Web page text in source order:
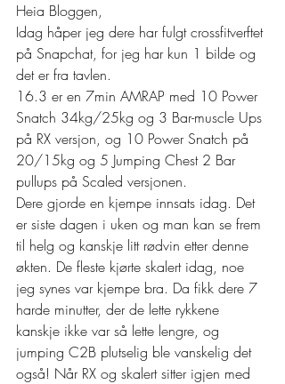
Heia Bloggen,
Idag håper jeg dere har fulgt crossfitverftet
på Snapchat, for jeg har kun 1 bilde og
det er fra tavlen.
16.3 er en 7min AMRAP med 10 Power
Snatch 34kg/25kg og 3 Bar-muscle Ups
på RX versjon, og 10 Power Snatch på
20/15kg og 5 Jumping Chest 2 Bar
pullups på Scaled versjonen.
Dere gjorde en kjempe innsats idag. Det
er siste dagen i uken og man kan se frem
til helg og kanskje litt rødvin etter denne
økten. De fleste kjørte skalert idag, noe
jeg synes var kjempe bra. Da fikk dere 7
harde minutter, der de lette rykkene
kanskje ikke var så lette lengre, og
jumping C2B plutselig ble vanskelig det
også! Når RX og skalert sitter igjen med